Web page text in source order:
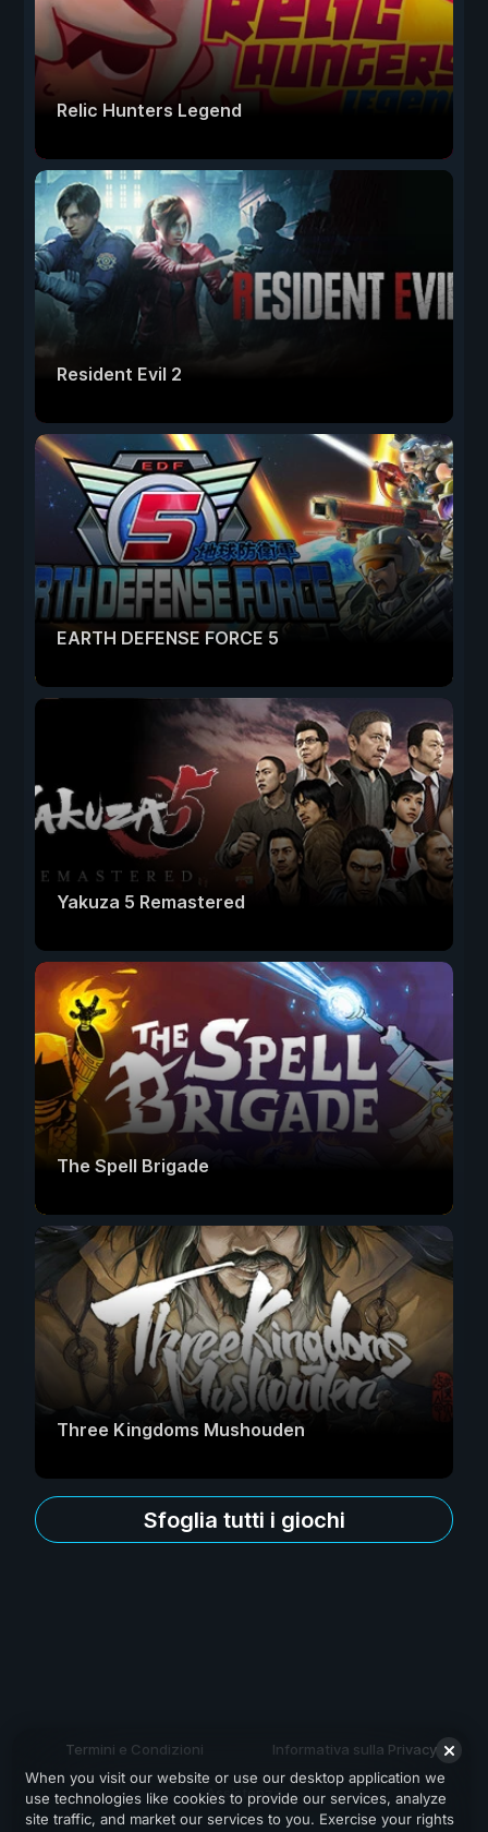
Relic Hunters Legend
Resident Evil 2
EARTH DEFENSE FORCE 5
Yakuza 5 Remastered
The Spell Brigade
Three Kingdoms Mushouden
Sfoglia tutti i giochi
Termini e Condizioni Informativa sulla Privacy
Assistenza
When you visit our website or use our desktop application we
use technologies like cookies to provide our services, analyze
site traffic, and market our services to you. Exercise your rights